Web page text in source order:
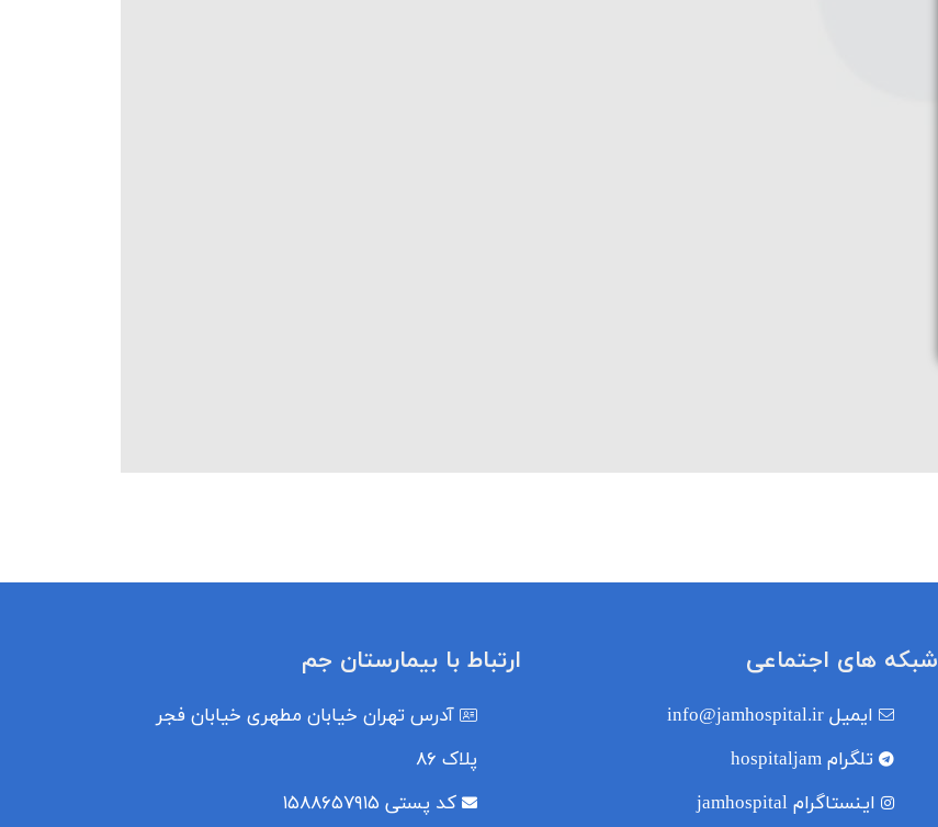
شبکه های اجتماعی
ایمیل info@jamhospital.ir
تلگرام hospitaljam
اینستاگرام jamhospital
ارتباط با بیمارستان جم
آدرس تهران خیابان مطهری خیابان فجر
پلاک ۸۶
کد پستی